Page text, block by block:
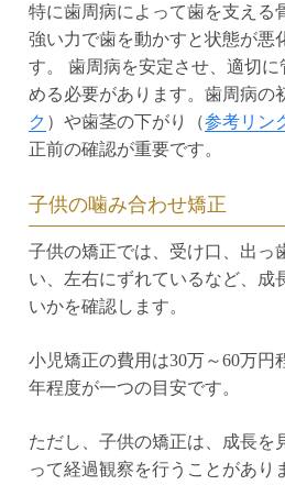
特に歯周病によって歯を支える
強い力で歯を動かすと状態が悪
す。 歯周病を安定させ、適切
める必要があります。歯周病の
ク ）や歯茎の下がり（参考リン
正前の確認が重要です。
子供の噛み合わせ矯正
子供の矯正では、受け口、出っ
い、左右にずれているなど、成
いかを確認します。
小児矯正の費用は30万～60万円
年程度が一つの目安です。
ただし、子供の矯正は、成長を
って経過観察を行うことがあり